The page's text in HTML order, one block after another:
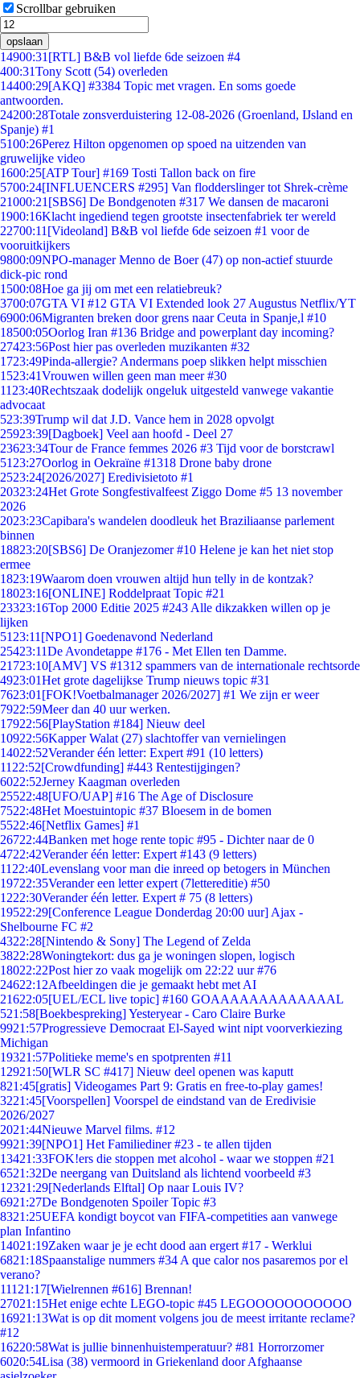
Scrollbar gebruiken
opslaan
14900:31 [RTL] B&B vol liefde 6de seizoen #4
400:31Tony Scott (54) overleden
14400:29[AKQ] #3384 Topic met vragen. En soms goede
antwoorden.
24200:28Totale zonsverduistering 12-08-2026 (Groenland, IJsland en
Spanje) #1
5100:26Perez Hilton opgenomen op spoed na uitzenden van
gruwelijke video
1600:25[ATP Tour] #169 Tosti Tallon back on fire
5700:24[INFLUENCERS #295] Van flodderslinger tot Shrek-crème
21000:21 [SBS6] De Bondgenoten #317 We dansen de macaroni
1900:16Klacht ingediend tegen grootste insectenfabriek ter wereld
22700:11 [Videoland] B&B vol liefde 6de seizoen #1 voor de
vooruitkijkers
9800:09NPO-manager Menno de Boer (47) op non-actief stuurde
dick-pic rond
1500:08Hoe ga jij om met een relatiebreuk?
3700:07GTA VI #12 GTA VI Extended look 27 Augustus Netflix/YT
6900:06Migranten breken door grens naar Ceuta in Spanje,l #10
18500:05Oorlog Iran #136 Bridge and powerplant day incoming?
27423:56Post hier pas overleden muzikanten #32
1723:49Pinda-allergie? Andermans poep slikken helpt misschien
1523:41Vrouwen willen geen man meer #30
11 23:40Rechtszaak dodelijk ongeluk uitgesteld vanwege vakantie
advocaat
523:39Trump wil dat J.D. Vance hem in 2028 opvolgt
25923:39[Dagboek] Veel aan hoofd - Deel 27
23623:34Tour de France femmes 2026 #3 Tijd voor de borstcrawl
51 23:27Oorlog in Oekraïne #1318 Drone baby drone
2523:24[2026/2027] Eredivisietoto #1
20323:24Het Grote Songfestivalfeest Ziggo Dome #5 13 november
2026
2023:23Capibara's wandelen doodleuk het Braziliaanse parlement
binnen
18823:20[SBS6] De Oranjezomer #10 Helene je kan het niet stop
ermee
1823:19Waarom doen vrouwen altijd hun telly in de kontzak?
18023:16[ONLINE] Roddelpraat Topic #21
23323:16Top 2000 Editie 2025 #243 Alle dikzakken willen op je
lijken
51 23:11 [NPO1] Goedenavond Nederland
25423:11De Avondetappe #176 - Met Ellen ten Damme.
21723:10[AMV] VS #1312 spammers van de internationale rechtsorde
4923:01Het grote dagelijkse Trump nieuws topic #31
7623:01 [FOK!Voetbalmanager 2026/2027] #1 We zijn er weer
7922:59Meer dan 40 uur werken.
17922:56[PlayStation #184] Nieuw deel
10922:56Kapper Walat (27) slachtoffer van vernielingen
14022:52Verander één letter: Expert #91 (10 letters)
11 22:52[Crowdfunding] #443 Rentestijgingen?
6022:52Jerney Kaagman overleden
25522:48[UFO/UAP] #16 The Age of Disclosure
7522:48Het Moestuintopic #37 Bloesem in de bomen
5522:46[Netflix Games] #1
26722:44Banken met hoge rente topic #95 - Dichter naar de 0
4722:42Verander één letter: Expert #143 (9 letters)
11 22:40Levenslang voor man die inreed op betogers in München
19722:35Verander een letter expert (7lettereditie) #50
1222:30Verander één letter. Expert # 75 (8 letters)
19522:29[Conference League Donderdag 20:00 uur] Ajax -
Shelbourne FC #2
4322:28[Nintendo & Sony] The Legend of Zelda
3822:28Woningtekort: dus ga je woningen slopen, logisch
18022:22Post hier zo vaak mogelijk om 22:22 uur #76
24622:12Afbeeldingen die je gemaakt hebt met AI
21622:05[UEL/ECL live topic] #160 GOAAAAAAAAAAAAAL
521:58[Boekbespreking] Yesteryear - Caro Claire Burke
9921:57Progressieve Democraat El-Sayed wint nipt voorverkiezing
Michigan
19321:57Politieke meme's en spotprenten #11
12921:50[WLR SC #417] Nieuw deel openen was kaputt
821:45[gratis] Videogames Part 9: Gratis en free-to-play games!
3221:45[Voorspellen] Voorspel de eindstand van de Eredivisie
2026/2027
2021:44Nieuwe Marvel films. #12
9921:39[NPO1] Het Familiediner #23 - te allen tijden
13421:33FOK!ers die stoppen met alcohol - waar we stoppen #21
6521:32De neergang van Duitsland als lichtend voorbeeld #3
12321:29[Nederlands Elftal] Op naar Louis IV?
6921:27De Bondgenoten Spoiler Topic #3
8321:25UEFA kondigt boycot van FIFA-competities aan vanwege
plan Infantino
14021:19Zaken waar je je echt dood aan ergert #17 - Werklui
6821:18Spaanstalige nummers #34 A que calor nos pasaremos por el
verano?
111 21:17[Wielrennen #616] Brennan!
27021:15Het enige echte LEGO-topic #45 LEGOOOOOOOOOOO
16921:13Wat is op dit moment volgens jou de meest irritante reclame?
#12
16220:58Wat is jullie binnenhuistemperatuur? #81 Horrorzomer
6020:54Lisa (38) vermoord in Griekenland door Afghaanse